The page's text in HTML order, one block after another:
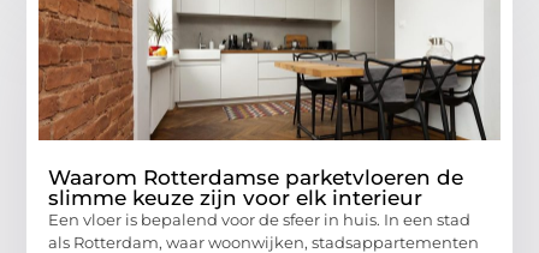
Waarom Rotterdamse parketvloeren de
slimme keuze zijn voor elk interieur
Een vloer is bepalend voor de sfeer in huis. In een stad
als Rotterdam, waar woonwijken, stadsappartementen